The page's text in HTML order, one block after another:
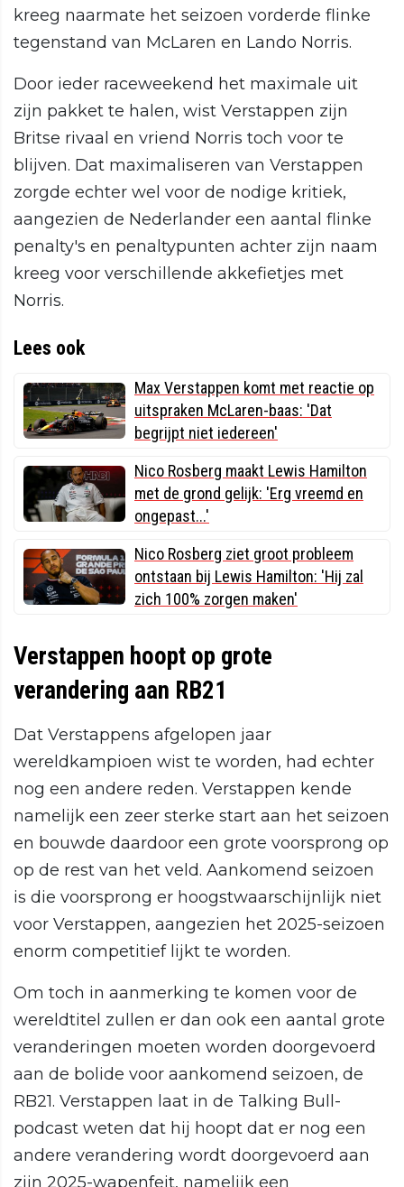
kreeg naarmate het seizoen vorderde flinke
tegenstand van McLaren en Lando Norris.
Door ieder raceweekend het maximale uit
zijn pakket te halen, wist Verstappen zijn
Britse rivaal en vriend Norris toch voor te
blijven. Dat maximaliseren van Verstappen
zorgde echter wel voor de nodige kritiek,
aangezien de Nederlander een aantal flinke
penalty's en penaltypunten achter zijn naam
kreeg voor verschillende akkefietjes met
Norris.
Lees ook
Max Verstappen komt met reactie op
uitspraken McLaren-baas: 'Dat
begrijpt niet iedereen'
Nico Rosberg maakt Lewis Hamilton
met de grond gelijk: 'Erg vreemd en
ongepast...'
Nico Rosberg ziet groot probleem
ontstaan bij Lewis Hamilton: 'Hij zal
zich 100% zorgen maken'
Verstappen hoopt op grote
verandering aan RB21
Dat Verstappens afgelopen jaar
wereldkampioen wist te worden, had echter
nog een andere reden. Verstappen kende
namelijk een zeer sterke start aan het seizoen
en bouwde daardoor een grote voorsprong op
op de rest van het veld. Aankomend seizoen
is die voorsprong er hoogstwaarschijnlijk niet
voor Verstappen, aangezien het 2025-seizoen
enorm competitief lijkt te worden.
Om toch in aanmerking te komen voor de
wereldtitel zullen er dan ook een aantal grote
veranderingen moeten worden doorgevoerd
aan de bolide voor aankomend seizoen, de
RB21. Verstappen laat in de Talking Bull-
podcast weten dat hij hoopt dat er nog een
andere verandering wordt doorgevoerd aan
zijn 2025-wapenfeit, namelijk een